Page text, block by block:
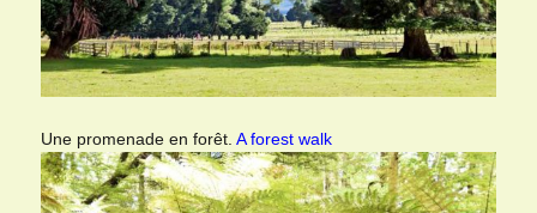
Une promenade en forêt.A forest walk